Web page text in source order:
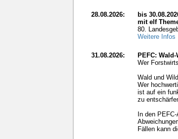
28.08.2026:
bis
mit elf
80.
Weitere Infos
31.08.2026:
PEFC:
Wer
Wald und
Wer
ist auf ein
zu
In den
Fällen kann